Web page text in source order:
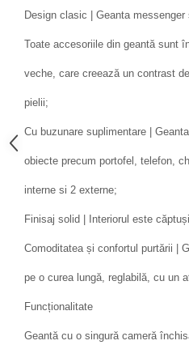
Design clasic | Geanta messenger
Toate accesoriile din geantă sunt
veche, care creează un contrast
pielii;
Cu buzunare suplimentare |
obiecte precum portofel, telefon,
interne si 2 externe;
Finisaj solid | Interiorul este
Comoditatea și confortul purtării |
pe o curea lungă, reglabilă, cu un
Funcționalitate
Geantă cu o singură cameră